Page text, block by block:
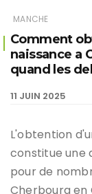
MANCHE
Comment
naissance a
quand les
11 JUIN 2025
L'obtention
constitue une
pour de
Cherbourg en